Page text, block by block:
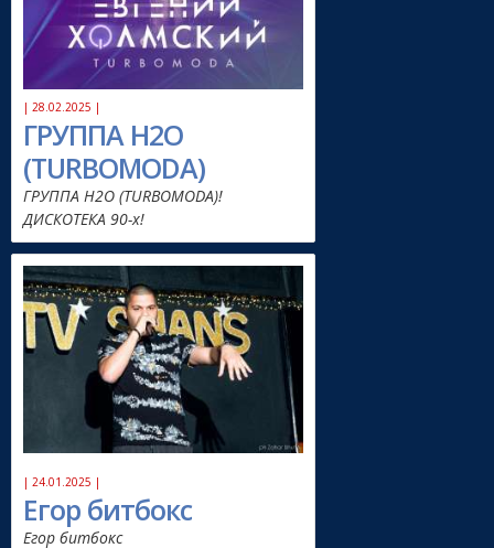
| 28.02.2025 |
ГРУППА H2O
(TURBOMODA)
ГРУППА H2O (TURBOMODA)!
ДИСКОТЕКА 90-х!
| 24.01.2025 |
Егор битбокс
Егор битбокс